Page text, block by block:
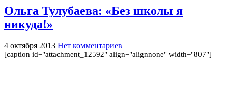
Ольга Тулубаева: «Без школы я
никуда!»
4 октября 2013 Нет комментариев
[caption id="attachment_12592" align="alignnone" width="807"]